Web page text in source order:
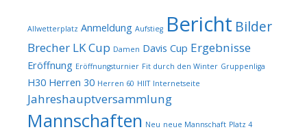
Allwetterplatz Anmeldung Aufstieg Bericht Bilder
Brecher LK Cup Damen Davis Cup Ergebnisse
Eröffnung Eröffnungsturnier Fit durch den Winter Gruppenliga
H30 Herren 30 Herren 60 HIIT Internetseite
Jahreshauptversammlung
Mannschaften Neu neue Mannschaft Platz 4